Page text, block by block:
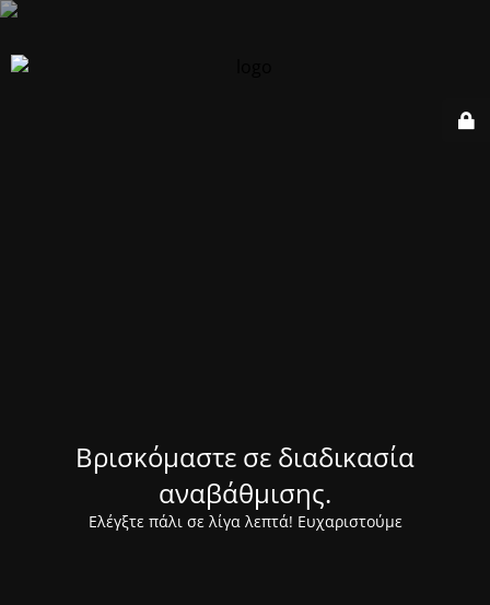
Βρισκόμαστε σε διαδικασία
αναβάθμισης.
Ελέγξτε πάλι σε λίγα λεπτά! Ευχαριστούμε